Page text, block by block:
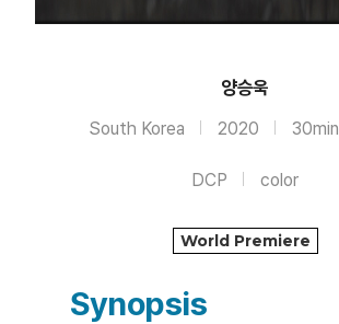
양승욱
South Korea 2020 30min
DCP color
World Premiere
Synopsis